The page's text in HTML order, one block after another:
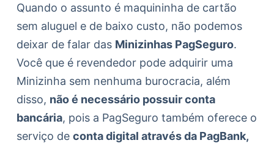
Quando o assunto é maquininha de cartão
sem aluguel e de baixo custo, não podemos
deixar de falar das Minizinhas PagSeguro.
Você que é revendedor pode adquirir uma
Minizinha sem nenhuma burocracia, além
disso, não é necessário possuir conta
bancária, pois a PagSeguro também oferece o
serviço de conta digital através da PagBank,